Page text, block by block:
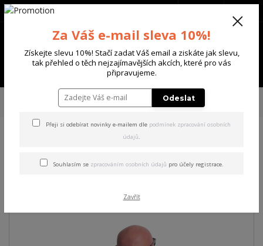
Menu
+420 702 136 620
MIKINY
Yakuza pánská mikina Hurt Sweatshirt
Sweatshirt bone/white XL
Za Váš e-mail sleva 10%!
Získejte slevu 10%! Stačí zadat Váš email a ziskáte jak slevu,
tak přehled o těch nejzajímavějších akcích, které pro vás
připravujeme.
Odeslat
Přeji si odebírat novinky e-mailem dle podmínek zpracování osobních
údajů.
Souhlasím se zpracováním osobních údajů pro účely registrace.
Zavřít